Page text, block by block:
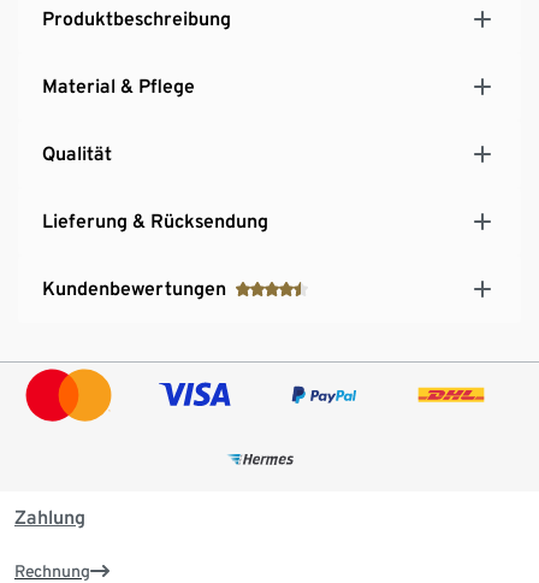
Produktbeschreibung
Material & Pflege
Qualität
Lieferung & Rücksendung
Kundenbewertungen
Zahlung
Rechnung